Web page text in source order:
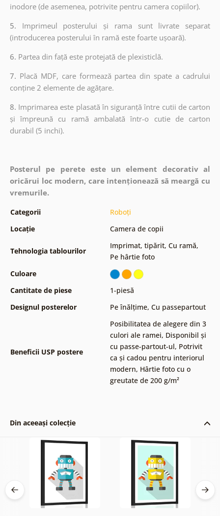
inodore (de asemenea, potrivite pentru camera copiilor).
5. Imprimeul posterului și rama sunt livrate separat
(introducerea posterului în ramă este foarte ușoară).
6. Partea din față este protejată de plexisticlă.
7. Placă MDF, care formează partea din spate a cadrului
conține 2 elemente de agățare.
8. Imprimarea este plasată în siguranță între cutii de carton
și împreună cu ramă ambalată într-o cutie de carton
durabil (5 inchi).
Posterul pe perete este un element decorativ al
oricărui loc modern, care intenționează să meargă cu
vremurile.
Categorii
Roboți
Locație
Camera de copii
Tehnologia tablourilor
Imprimat, tipărit, Cu ramă,
Pe hârtie foto
Culoare
Cantitate de piese
1-piesă
Designul posterelor
Pe înălțime, Cu passepartout
Beneficii USP postere
Posibilitatea de alegere din 3
culori ale ramei, Disponibil și
cu passe-partout-ul, Potrivit
ca și cadou pentru interiorul
modern, Hârtie foto cu o
greutate de 200 g/m²
Din aceeași colecție